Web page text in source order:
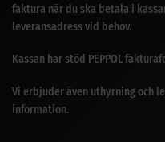
faktura när du ska betala i
leveransadress vid behov.
Kassan har stöd PEPPOL
Vi erbjuder även uthyrning och
information.